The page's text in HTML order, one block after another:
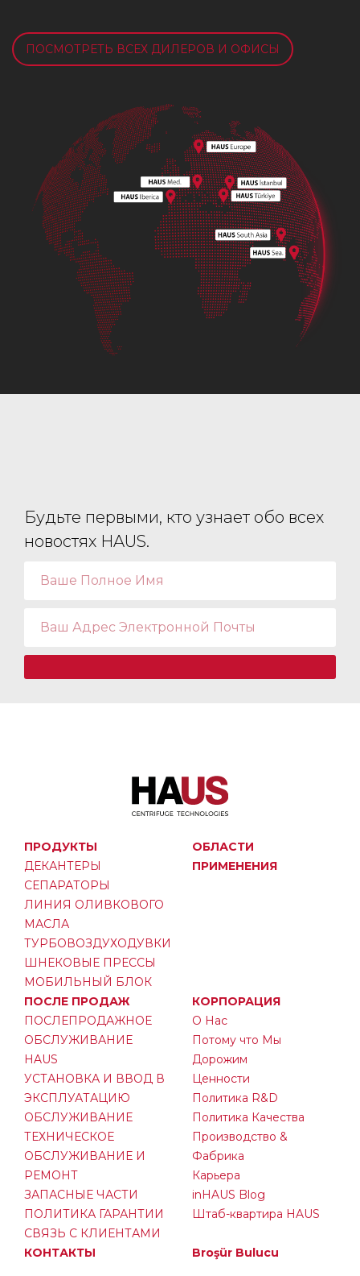
ПОСМОТРЕТЬ ВСЕХ ДИЛЕРОВ И ОФИСЫ
Будьте первыми, кто узнает обо всех
новостях HAUS.
ПРОДУКТЫ
ДЕКАНТЕРЫ
СЕПАРАТОРЫ
ЛИНИЯ ОЛИВКОВОГО
МАСЛА
ТУРБОВОЗДУХОДУВКИ
ШНЕКОВЫЕ ПРЕССЫ
МОБИЛЬНЫЙ БЛОК
ОБЛАСТИ
ПРИМЕНЕНИЯ
ПОСЛЕ ПРОДАЖ
ПОСЛЕПРОДАЖНОЕ
ОБСЛУЖИВАНИЕ
HAUS
УСТАНОВКА И ВВОД В
ЭКСПЛУАТАЦИЮ
ОБСЛУЖИВАНИЕ
ТЕХНИЧЕСКОЕ
ОБСЛУЖИВАНИЕ И
РЕМОНТ
ЗАПАСНЫЕ ЧАСТИ
ПОЛИТИКА ГАРАНТИИ
СВЯЗЬ С КЛИЕНТАМИ
КОРПОРАЦИЯ
О Нас
Потому что Мы
Дорожим
Ценности
Политика R&D
Политика Качества
Производство &
Фабрика
Карьера
inHAUS Blog
Штаб-квартира HAUS
КОНТАКТЫ Broşür Bulucu